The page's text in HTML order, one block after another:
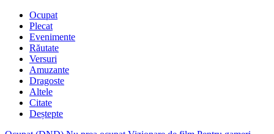
Ocupat
Plecat
Evenimente
Răutate
Versuri
Amuzante
Dragoste
Altele
Citate
Deștepte